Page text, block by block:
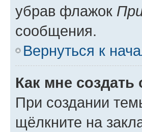
убрав флажок
сообщения.
Вернуться к
Как мне создать
При создании
щёлкните на